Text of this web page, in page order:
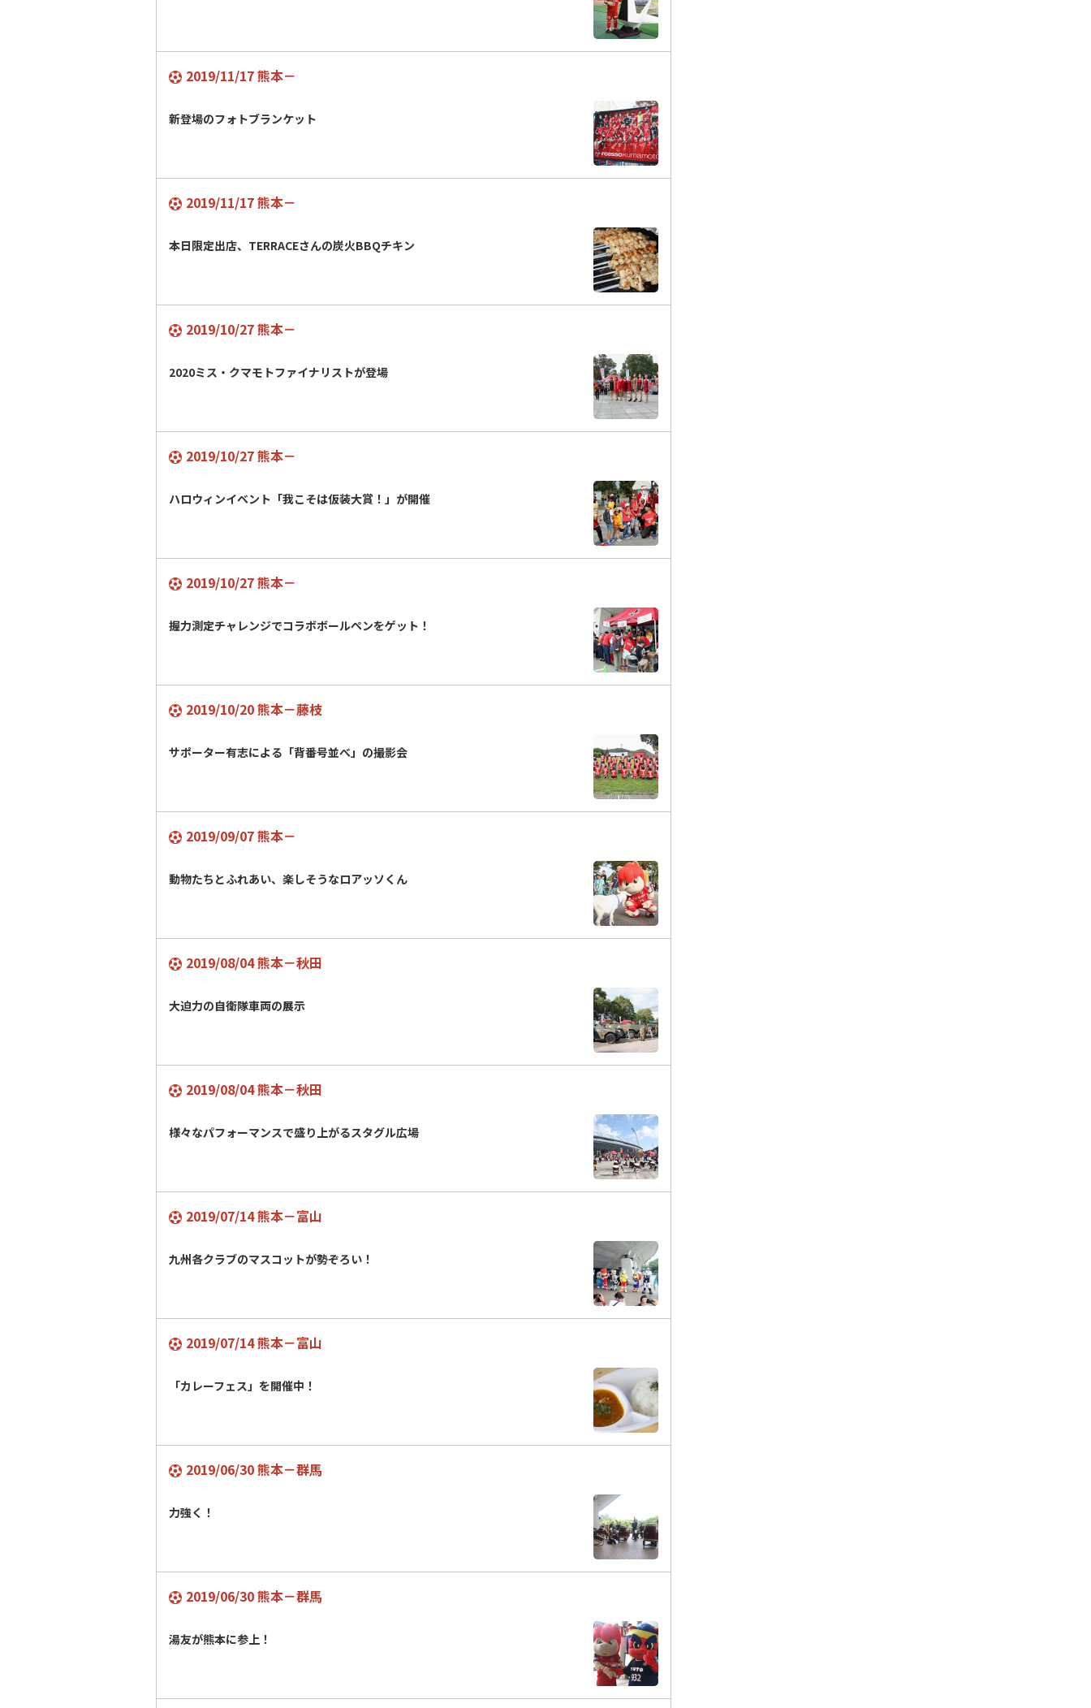
2019/11/17 熊本－
新登場のフォトブランケット
2019/11/17 熊本－
本日限定出店、TERRACEさんの炭火BBQチキン
2019/10/27 熊本－
2020ミス・クマモトファイナリストが登場
2019/10/27 熊本－
ハロウィンイベント「我こそは仮装大賞！」が開催
2019/10/27 熊本－
握力測定チャレンジでコラボボールペンをゲット！
2019/10/20 熊本－藤枝
サポーター有志による「背番号並べ」の撮影会
2019/09/07 熊本－
動物たちとふれあい、楽しそうなロアッソくん
2019/08/04 熊本－秋田
大迫力の自衛隊車両の展示
2019/08/04 熊本－秋田
様々なパフォーマンスで盛り上がるスタグル広場
2019/07/14 熊本－富山
九州各クラブのマスコットが勢ぞろい！
2019/07/14 熊本－富山
「カレーフェス」を開催中！
2019/06/30 熊本－群馬
力強く！
2019/06/30 熊本－群馬
湯友が熊本に参上！